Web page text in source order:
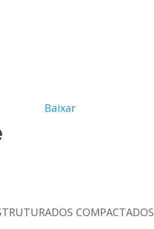
Baixar
COMPACTADOS